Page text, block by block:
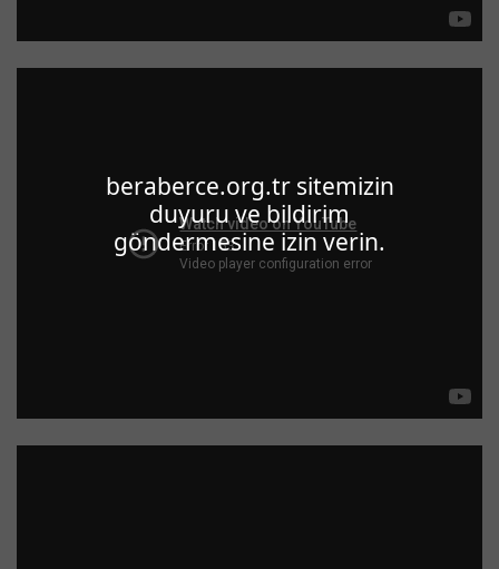
beraberce.org.tr sitemizin
duyuru ve bildirim
göndermesine izin verin.